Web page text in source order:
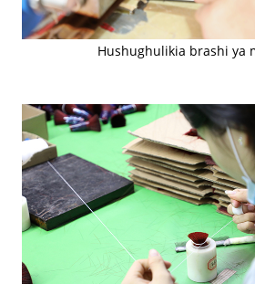
Hushughulikia brashi ya